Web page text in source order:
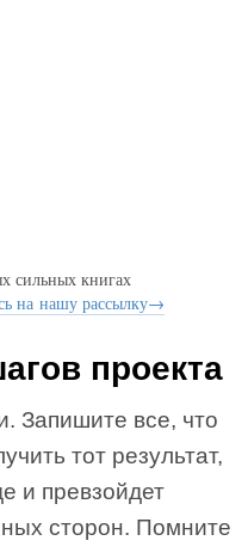
сильных книгах
на нашу рассылку→
проекта
Запишите все, что
тот результат,
и превзойдет
сторон. Помните